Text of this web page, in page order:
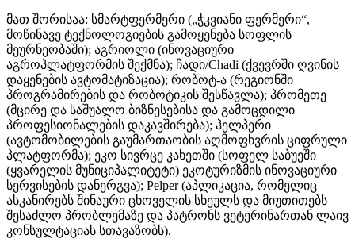
მათ შორისაა: სმარტფერმერი („ჭკვიანი ფერმერი“,
მოწინავე ტექნოლოგიების გამოყენება სოფლის
მეურნეობაში); აგრიოლი (ინოვაციური
აგროპლატფორმის შექმნა); ჩადი/Chadi (ქვევრში ღვინის
დაყენების ავტომატიზაცია); რობოტ-ა (რეგიონში
პროგრამირების და რობოტიკის შესწავლა); პრომეთე
(მცირე და საშუალო ბიზნესებისა და გამოცდილი
პროფესიონალების დაკავშირება); ჰელპერი
(ავტომობილების გაუმართაობის აღმოფხვრის ციფრული
პლატფორმა); ეკო სივრცე კახეთში (სოფელ საბუეში
(ყვარელის მუნიციპალიტეტი) ეკოტურიზმის ინოვაციური
სერვისების დანერგვა); Pelper (აპლიკაცია, რომელიც
ასკანირებს შინაური ცხოველის სხეულს და მიუთითებს
შესაძლო პრობლემაზე და პატრონს ვეტერინართან ლაივ
კონსულტაციას სთავაზობს).